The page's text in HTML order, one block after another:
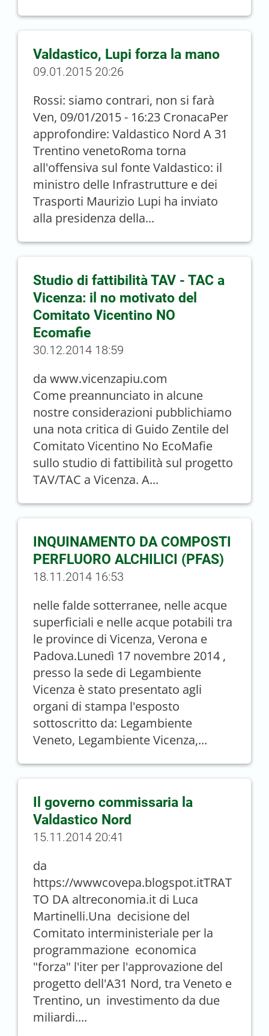
Valdastico, Lupi forza la mano
09.01.2015 20:26
Rossi: siamo contrari, non si farà
Ven, 09/01/2015 - 16:23 CronacaPer
approfondire: Valdastico Nord A 31
Trentino venetoRoma torna
all'offensiva sul fonte Valdastico: il
ministro delle Infrastrutture e dei
Trasporti Maurizio Lupi ha inviato
alla presidenza della...
Studio di fattibilità TAV - TAC a
Vicenza: il no motivato del
Comitato Vicentino NO
Ecomafie
30.12.2014 18:59
da www.vicenzapiu.com
Come preannunciato in alcune
nostre considerazioni pubblichiamo
una nota critica di Guido Zentile del
Comitato Vicentino No EcoMafie
sullo studio di fattibilità sul progetto
TAV/TAC a Vicenza. A...
INQUINAMENTO DA COMPOSTI
PERFLUORO ALCHILICI (PFAS)
18.11.2014 16:53
nelle falde sotterranee, nelle acque
superficiali e nelle acque potabili tra
le province di Vicenza, Verona e
Padova.Lunedì 17 novembre 2014 ,
presso la sede di Legambiente
Vicenza è stato presentato agli
organi di stampa l'esposto
sottoscritto da: Legambiente
Veneto, Legambiente Vicenza,...
Il governo commissaria la
Valdastico Nord
15.11.2014 20:41
da
https://wwwcovepa.blogspot.itTRAT
TO DA altreconomia.it di Luca
Martinelli.Una decisione del
Comitato interministeriale per la
programmazione economica
"forza" l'iter per l'approvazione del
progetto dell'A31 Nord, tra Veneto e
Trentino, un investimento da due
miliardi....